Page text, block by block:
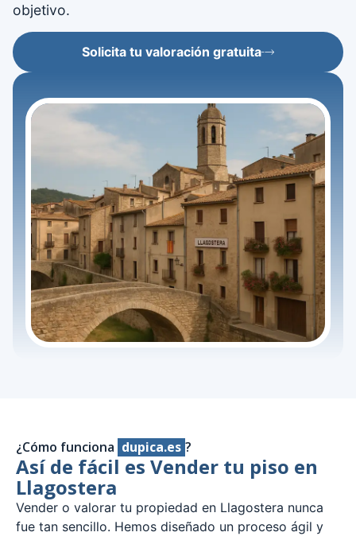
objetivo.
Solicita tu valoración gratuita
¿Cómo funciona dupica.es ?
Así de fácil es Vender tu piso en
Llagostera
Vender o valorar tu propiedad en Llagostera nunca
fue tan sencillo. Hemos diseñado un proceso ágil y